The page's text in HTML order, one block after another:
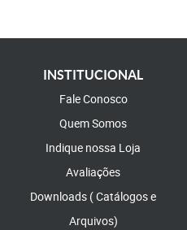
INSTITUCIONAL
Fale Conosco
Quem Somos
Indique nossa Loja
Avaliações
Downloads ( Catálogos e
Arquivos)